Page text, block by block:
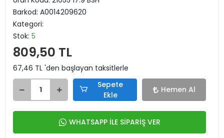
Barkod: A0014209620
Kategori:
Stok: 5
809,50 TL
67,46 TL 'den başlayan taksitlerle
Sepete
Ekle
Hemen Al
WHATSAPP İLE SİPARİŞ VER